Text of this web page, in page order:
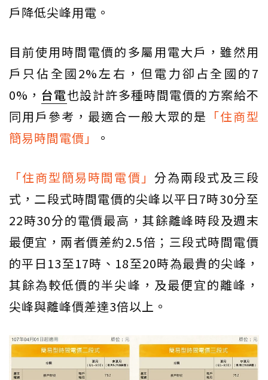
戶降低尖峰用電。
目前使用時間電價的多屬用電大戶，雖然用
戶只佔全國2%左右，但電力卻占全國的7
0%， 台電也設計許多種時間電價的方案給不
同用戶參考，最適合一般大眾的是 「住商型
簡易時間電價」
。
「住商型簡易時間電價」 分為兩段式及三段
式，二段式時間電價的尖峰以平日7時30分至
22時30分的電價最高，其餘離峰時段及週末
最便宜，兩者價差約2.5倍；三段式時間電價
的平日13至17時、18至20時為最貴的尖峰，
其餘為較低價的半尖峰，及最便宜的離峰，
尖峰與離峰價差達3倍以上。